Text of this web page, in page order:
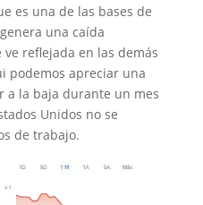
es una de las bases de
una caída
reflejada en las demás
podemos apreciar una
a la baja durante un mes
Unidos no se
de trabajo.